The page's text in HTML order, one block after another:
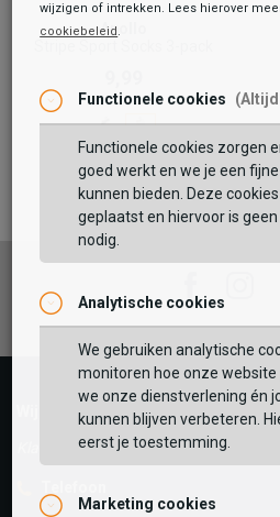
Maat:
TOEVOEGEN AAN
GEBRUIK
Zoek op postcode of gebruik
voorraad in een van onze
Apollo
Toegevoegd aan je
BEKIJK
VERDER
Vaak samen gekocht met
Wij helpen je graag!
Klantenservice is gesloten
wijzigen of intrekken. Lees hierover
cookiebeleid .
Functionele cookies
Functionele cookies zorgen
goed werkt en we je een
kunnen bieden. Deze
geplaatst en hiervoor is
nodig.
Analytische cookies
We gebruiken analytische
monitoren hoe onze
we onze dienstverlening én
kunnen blijven verbeteren.
eerst je toestemming.
Marketing cookies